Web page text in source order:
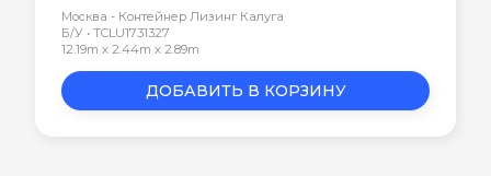
Москва - Контейнер Лизинг Калуга
Б/У • TCLU1731327
12.19m x 2.44m x 2.89m
ДОБАВИТЬ В КОРЗИНУ